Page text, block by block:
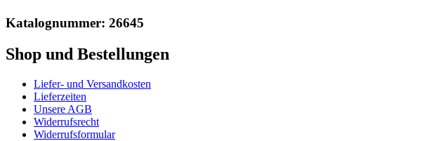
Katalognummer: 26645
Shop und Bestellungen
Liefer- und Versandkosten
Lieferzeiten
Unsere AGB
Widerrufsrecht
Widerrufsformular